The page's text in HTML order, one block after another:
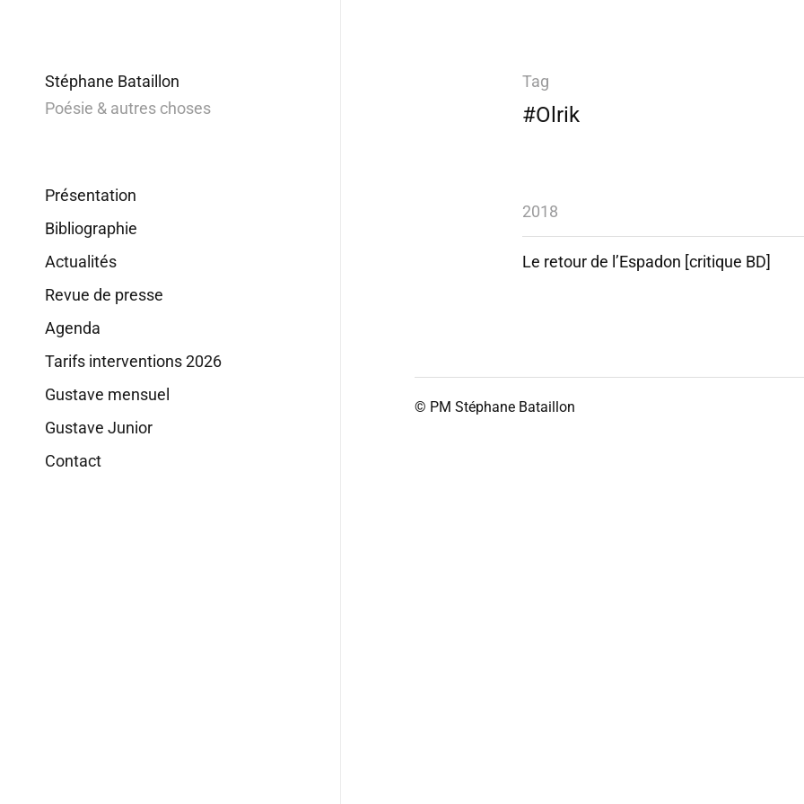
Stéphane Bataillon
Poésie & autres choses
Présentation
Bibliographie
Actualités
Revue de presse
Agenda
Tarifs interventions 2026
Gustave mensuel
Gustave Junior
Contact
Tag
#Olrik
2018
Le retour de l’Espadon [critique BD]
© PM Stéphane Bataillon